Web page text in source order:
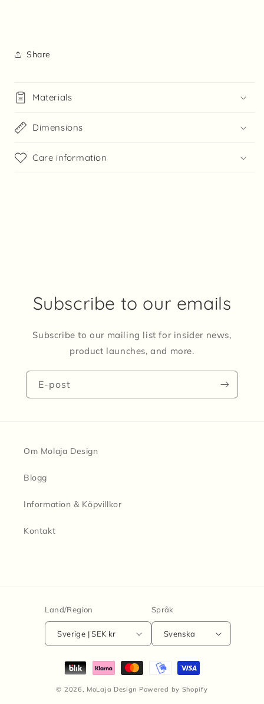
Share
Materials
Dimensions
Care information
Subscribe to our emails
Subscribe to our mailing list for insider news,
product launches, and more.
E-post
Om Molaja Design
Blogg
Information & Köpvillkor
Kontakt
Land/Region
Sverige | SEK kr
Språk
Svenska
Betalningsmetoder
© 2026, MoLaja Design Powered by Shopify